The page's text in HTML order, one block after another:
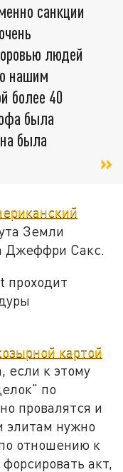
санкции
людей
нашим
более 40
была
была
Земли
Джеффри Сакс.
проходит
картой
если к этому
по
провалятся и
элитам нужно
отношению к
акт,